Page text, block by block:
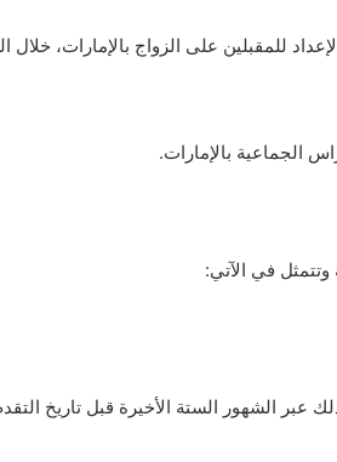
للمقبلين على الزواج بالإمارات، خلال
الجماعية بالإمارات.
في الآتي:
الشهور الستة الأخيرة قبل تاريخ